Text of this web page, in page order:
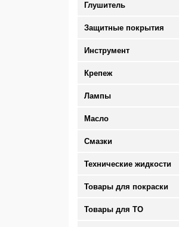
Глушитель
Защитные покрытия
Инструмент
Крепеж
Лампы
Масло
Смазки
Технические жидкости
Товары для покраски
Товары для ТО